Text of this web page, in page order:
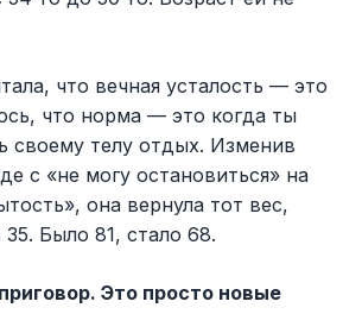
что вечная усталость — это
что норма — это когда ты
своему телу отдых. Изменив
с «не могу остановиться» на
она вернула тот вес,
Было 81, стало 68.
Это просто новые